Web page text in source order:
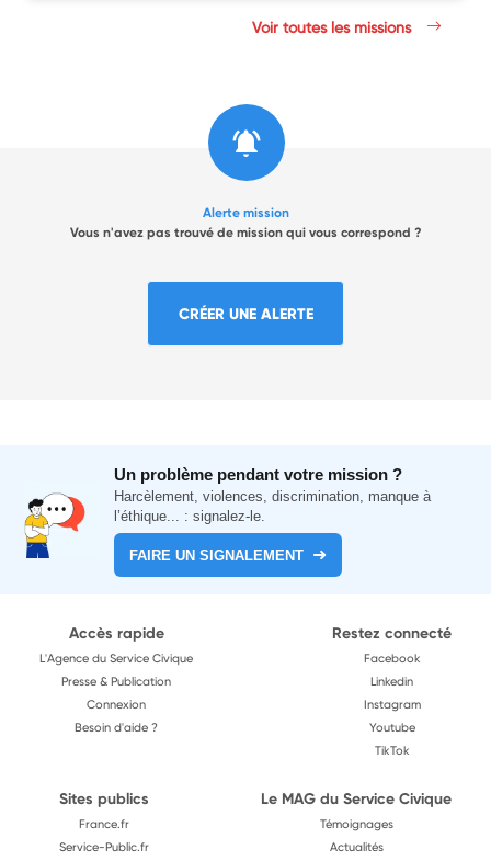
Voir toutes les missions
Alerte mission
Vous n'avez pas trouvé de mission qui vous correspond ?
CRÉER UNE ALERTE
Un problème pendant votre mission ?
Harcèlement, violences, discrimination, manque à
l’éthique... : signalez-le.
FAIRE UN SIGNALEMENT
Accès rapide
L'Agence du Service Civique
Presse & Publication
Connexion
Besoin d'aide ?
Restez connecté
Facebook
Linkedin
Instagram
Youtube
TikTok
Sites publics
France.fr
Service-Public.fr
Le MAG du Service Civique
Témoignages
Actualités